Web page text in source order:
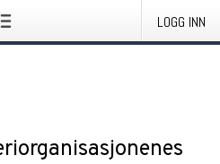
LOGG INN